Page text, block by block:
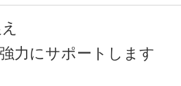
力にサポートします